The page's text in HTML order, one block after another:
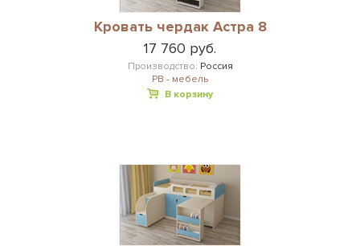
Кровать чердак Астра 8
17 760 руб.
Производство: Россия
РВ - мебель
В корзину